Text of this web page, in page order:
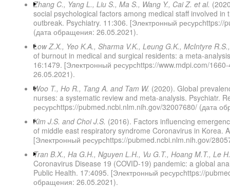
Zhang C., Yang L., Liu S., Ma S., Wang Y., Cai Z. et al.
social psychological factors among medical staff involved
outbreak. Psychiatry. 11:306. [Электронный ресурсhttps://
(дата обращения: 26.05.2021).
Low Z.X., Yeo K.A., Sharma V.K., Leung G.K., McIntyre
of burnout in medical and surgical residents: a meta-
16:1479. [Электронный ресурсhttps://www.mdpi.com/
26.05.2021).
Woo T., Ho R., Tang A. and Tam W. (2020). Global
nurses: a systematic review and meta-analysis. Psychiatr.
ресурсhttps://pubmed.ncbi.nlm.nih.gov/32007680/ (дата
Kim J.S. and Choi J.S. (2016). Factors influencing
of middle east respiratory syndrome Coronavirus in Korea.
[Электронный ресурсhttps://pubmed.ncbi.nlm.nih.gov/
Tran B.X., Ha G.H., Nguyen L.H., Vu G.T., Hoang M.T., Le
Coronavirus Disease 19 (COVID-19) pandemic: a global
Public Health. 17:4095. [Электронный ресурсhttps://
обращения: 26.05.2021).